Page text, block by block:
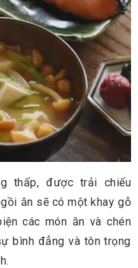
thấp, được trải chiếu
ăn sẽ có một khay gỗ
các món ăn và chén
bình đẳng và tôn trọng